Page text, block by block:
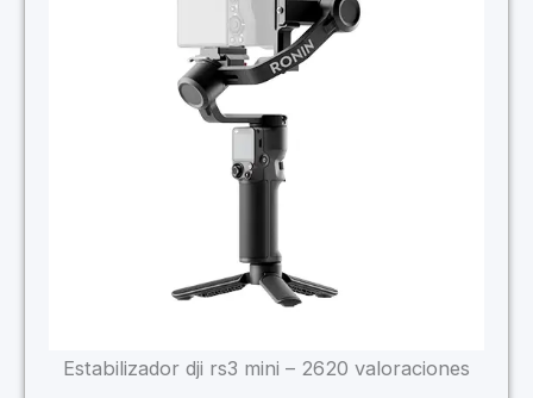
Estabilizador dji rs3 mini – 2620 valoraciones